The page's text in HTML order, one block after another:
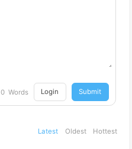
0 Words Login Submit
Latest Oldest Hottest